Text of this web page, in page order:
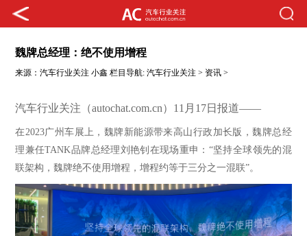
魏牌总经理：绝不使用增程
来源：汽车行业关注 小鑫 栏目导航:汽车行业关注 > 资讯 >
汽车行业关注（autochat.com.cn）11月17日报道——
在2023广州车展上 ，魏牌 新能源带来高山行政加长版，魏牌总经
理兼任TANK品牌总经理刘艳钊 在现场重申： “坚持全球领先的混
联架构，魏牌绝不使用增程 ，增程约等于三分之一混联”。